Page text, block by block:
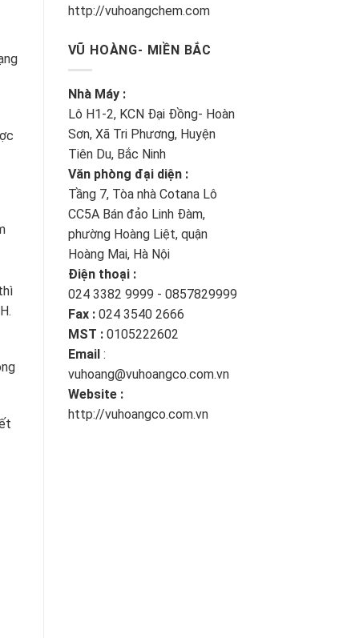
http://vuhoangchem.com
VŨ HOÀNG- MIỀN BẮC
Nhà Máy :
Lô H1-2, KCN Đại Đồng- Hoàn
Sơn, Xã Tri Phương, Huyện
Tiên Du, Bắc Ninh
Văn phòng đại diện :
Tầng 7, Tòa nhà Cotana Lô
CC5A Bán đảo Linh Đàm,
phường Hoàng Liệt, quận
Hoàng Mai, Hà Nội
Điện thoại :
024 3382 9999 - 0857829999
Fax : 024 3540 2666
MST : 0105222602
Email :
vuhoang@vuhoangco.com.vn
Website :
http://vuhoangco.com.vn